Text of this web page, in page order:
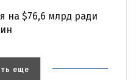
на $76,6 млрд ради
еще